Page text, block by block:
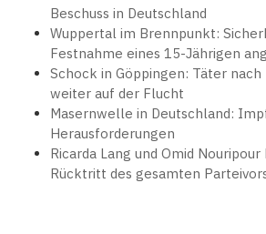
Beschuss in Deutschland
Wuppertal im Brennpunkt:
Festnahme eines 15-Jährigen
Schock in Göppingen: Täter
weiter auf der Flucht
Masernwelle in Deutschland:
Herausforderungen
Ricarda Lang und Omid
Rücktritt des gesamten